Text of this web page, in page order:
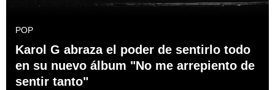
POP
Karol G abraza el poder de sentirlo todo
en su nuevo álbum "No me arrepiento de
sentir tanto"